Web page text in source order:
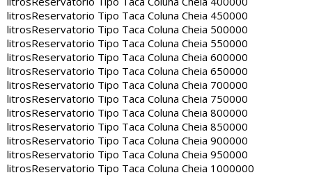
litrosReservatorio Tipo Taca Coluna Cheia 450000
litrosReservatorio Tipo Taca Coluna Cheia 500000
litrosReservatorio Tipo Taca Coluna Cheia 550000
litrosReservatorio Tipo Taca Coluna Cheia 600000
litrosReservatorio Tipo Taca Coluna Cheia 650000
litrosReservatorio Tipo Taca Coluna Cheia 700000
litrosReservatorio Tipo Taca Coluna Cheia 750000
litrosReservatorio Tipo Taca Coluna Cheia 800000
litrosReservatorio Tipo Taca Coluna Cheia 850000
litrosReservatorio Tipo Taca Coluna Cheia 900000
litrosReservatorio Tipo Taca Coluna Cheia 950000
litrosReservatorio Tipo Taca Coluna Cheia 1000000